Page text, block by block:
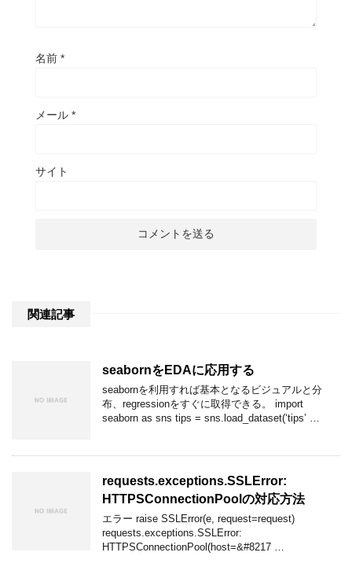
名前 *
メール *
サイト
関連記事
seabornをEDAに応用する
seabornを利用すれば基本となるビジュアルと分
布、regressionをすぐに取得できる。 import
seaborn as sns tips = sns.load_dataset(‘tips’ …
requests.exceptions.SSLError:
HTTPSConnectionPoolの対応方法
エラー raise SSLError(e, request=request)
requests.exceptions.SSLError:
HTTPSConnectionPool(host=&#8217 …